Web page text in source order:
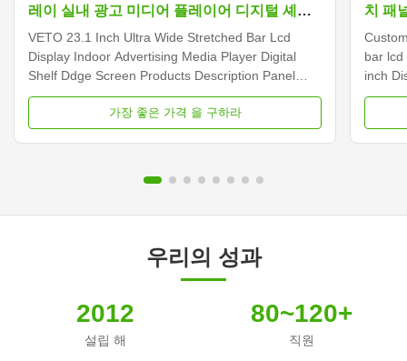
레이 실내 광고 미디어 플레이어 디지털 셰프
엣지 화면
VETO 23.1 Inch Ultra Wide Stretched Bar Lcd
Display Indoor Advertising Media Player Digital
Shelf Ddge Screen Products Description Panel
type 23.1 inch LCD screen Installation Wall mount
Display dimension 585.6mm *48.19mm Display
Color 16.7M Backlight LED backlight Operation
가장 좋은 가격 을 구하라
치 패
bar lcd
inch
우리의 성과
2012
설립 해
80~120+
직원